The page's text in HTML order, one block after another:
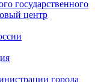
государственного
центр
города